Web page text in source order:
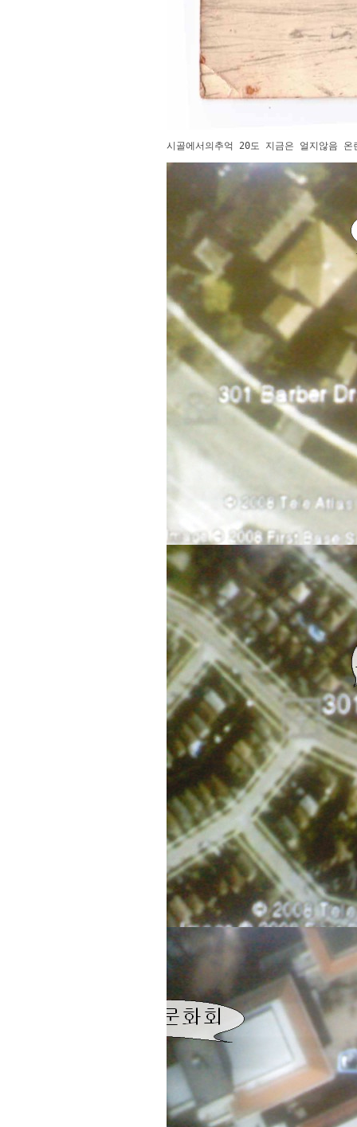
시골에서의추억 20도 지금은 얼지않음 온